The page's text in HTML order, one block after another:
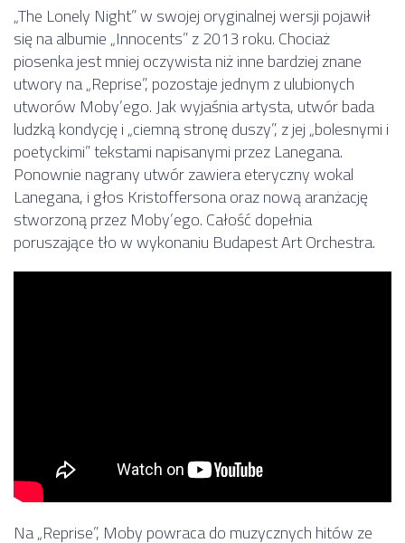
„The Lonely Night” w swojej oryginalnej wersji pojawił
się na albumie „Innocents” z 2013 roku. Chociaż
piosenka jest mniej oczywista niż inne bardziej znane
utwory na „Reprise”, pozostaje jednym z ulubionych
utworów Moby’ego. Jak wyjaśnia artysta, utwór bada
ludzką kondycję i „ciemną stronę duszy”, z jej „bolesnymi i
poetyckimi” tekstami napisanymi przez Lanegana.
Ponownie nagrany utwór zawiera eteryczny wokal
Lanegana, i głos Kristoffersona oraz nową aranżację
stworzoną przez Moby’ego. Całość dopełnia
poruszające tło w wykonaniu Budapest Art Orchestra.
Na „Reprise”, Moby powraca do muzycznych hitów ze